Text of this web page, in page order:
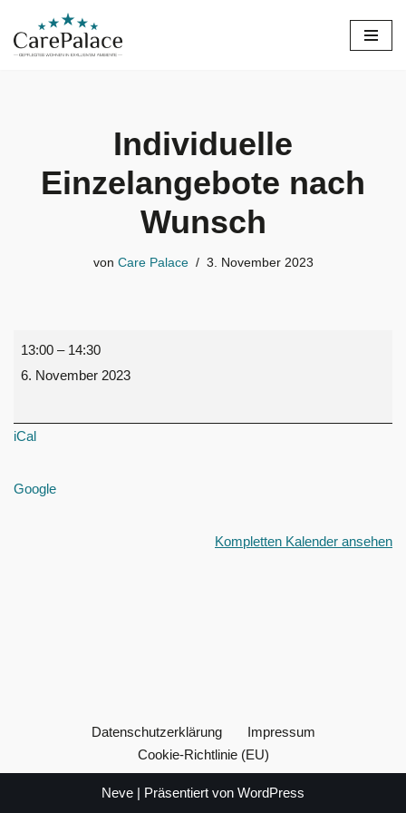
Zum
Individuelle
Einzelangebote nach
Wunsch
von Care Palace 3. November 2023
13:00 – 14:30
6. November 2023
iCal
Google
Kompletten Kalender ansehen
Datenschutzerklärung
Impressum
Cookie-Richtlinie (EU)
Neve | Präsentiert von WordPress